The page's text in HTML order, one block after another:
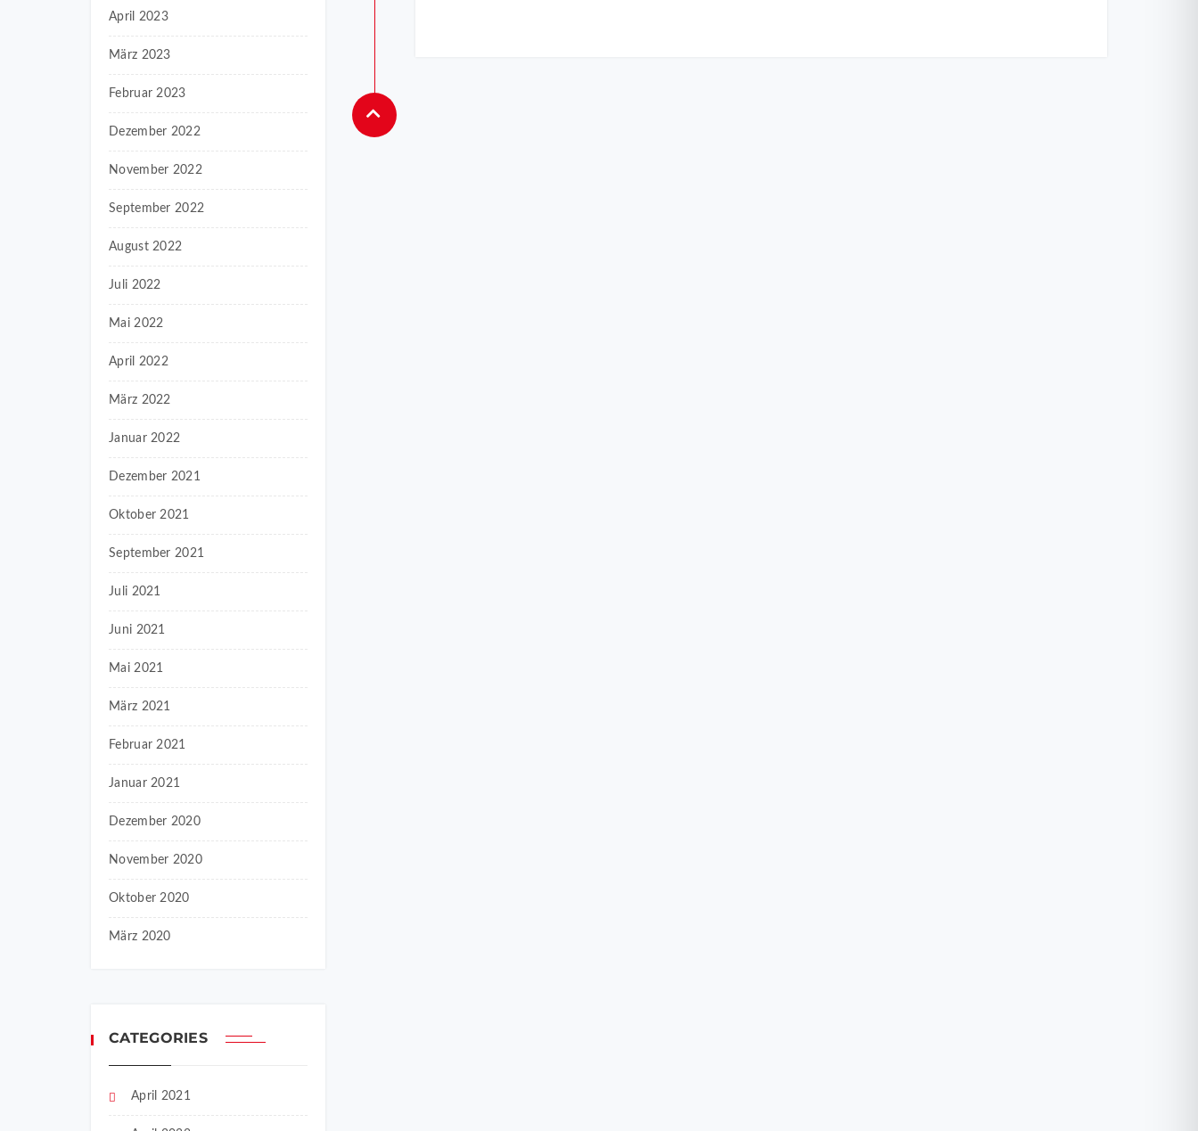
April 2023
März 2023
Februar 2023
Dezember 2022
November 2022
September 2022
August 2022
Juli 2022
Mai 2022
April 2022
März 2022
Januar 2022
Dezember 2021
Oktober 2021
September 2021
Juli 2021
Juni 2021
Mai 2021
März 2021
Februar 2021
Januar 2021
Dezember 2020
November 2020
Oktober 2020
März 2020
CATEGORIES
April 2021